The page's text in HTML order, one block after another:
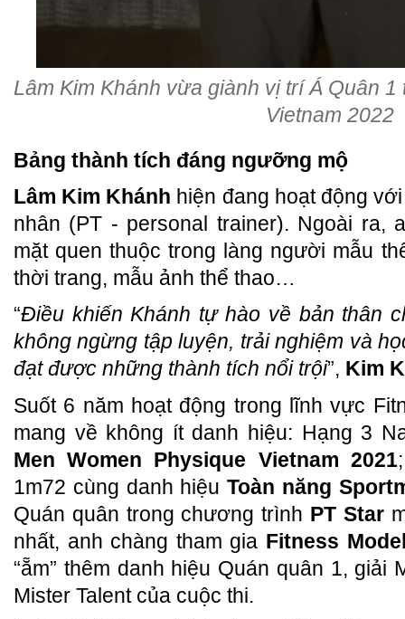
Lâm Kim Khánh vừa giành vị trí Á Quân
Vietnam 2022
Bảng thành tích đáng ngưỡng mộ
Lâm Kim Khánh hiện đang hoạt động
nhân (PT - personal trainer). Ngoài ra,
mặt quen thuộc trong làng người mẫu
thời trang, mẫu ảnh thể thao…
“Điều khiến Khánh tự hào về bản thân
không ngừng tập luyện, trải nghiệm và
đạt được những thành tích nổi trội”, Kim
Suốt 6 năm hoạt động trong lĩnh vực
mang về không ít danh hiệu: Hạng 3
Men Women Physique Vietnam 2021
1m72 cùng danh hiệuToàn năng
Quán quân trong chương trình PT Star
nhất, anh chàng tham gia Fitness
“ẵm” thêm danh hiệu Quán quân 1, giải
Mister Talent của cuộc thi.